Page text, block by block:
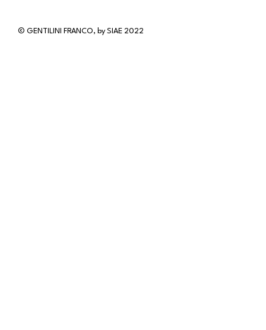
© GENTILINI FRANCO, by SIAE 2022